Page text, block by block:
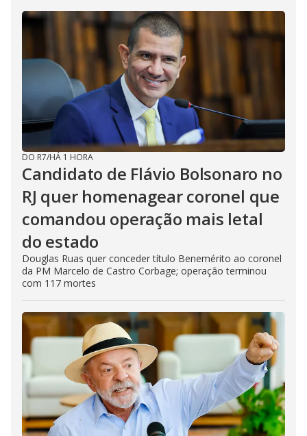
DO R7/HÁ 1 HORA
Candidato de Flávio Bolsonaro no
RJ quer homenagear coronel que
comandou operação mais letal
do estado
Douglas Ruas quer conceder título Benemérito ao coronel
da PM Marcelo de Castro Corbage; operação terminou
com 117 mortes